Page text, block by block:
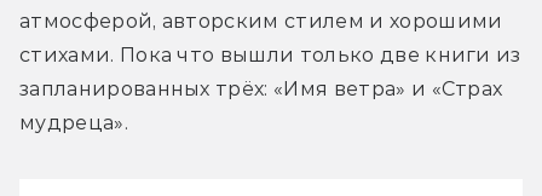
атмосферой, авторским стилем и хорошими
стихами. Пока что вышли только две книги из
запланированных трёх: «Имя ветра» и «Страх
мудреца».